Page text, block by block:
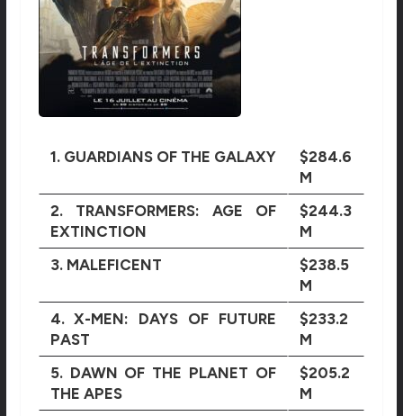
1. GUARDIANS OF THE GALAXY
$284.6
M
2. TRANSFORMERS: AGE OF
EXTINCTION
$244.3
M
3. MALEFICENT
$238.5
M
4. X-MEN: DAYS OF FUTURE
PAST
$233.2
M
5. DAWN OF THE PLANET OF
THE APES
$205.2
M